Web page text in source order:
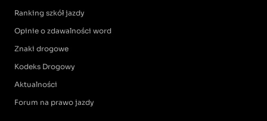
Ranking szkół jazdy
Opinie o zdawalności word
Znaki drogowe
Kodeks Drogowy
Aktualności
Forum na prawo jazdy